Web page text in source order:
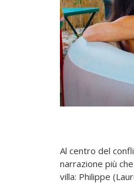
Al centro del
narrazione più
villa: Philippe